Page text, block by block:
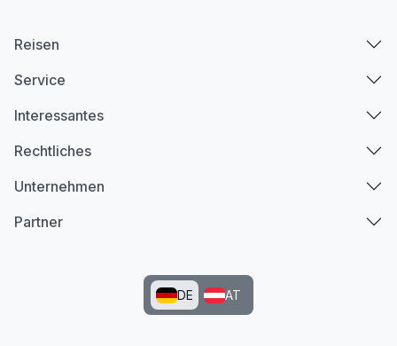
Reisen
Service
Interessantes
Rechtliches
Unternehmen
Partner
DE AT